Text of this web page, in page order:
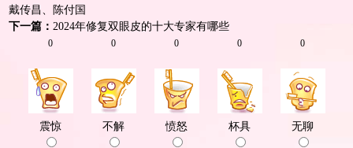
戴传昌、陈付国
下一篇：2024年修复双眼皮的十大专家有哪些
0
震惊
0
不解
0
愤怒
0
杯具
0
无聊